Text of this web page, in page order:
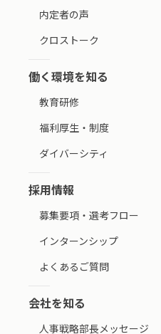
内定者の声
クロストーク
働く環境を知る
教育研修
福利厚生・制度
ダイバーシティ
採用情報
募集要項・選考フロー
インターンシップ
よくあるご質問
会社を知る
人事戦略部長メッセージ